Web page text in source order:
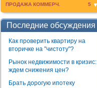
ПРОДАЖА КОММЕРЧ. 5
Последние обсуждения
Как проверить квартиру на
вторичке на "чистоту"?
Рынок недвижимости в кризис:
ждем снижения цен?
Брать дорогую ипотеку